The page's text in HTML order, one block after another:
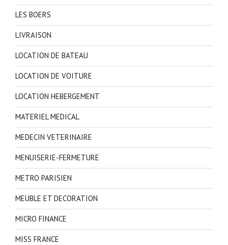
LES BOERS
LIVRAISON
LOCATION DE BATEAU
LOCATION DE VOITURE
LOCATION HEBERGEMENT
MATERIEL MEDICAL
MEDECIN VETERINAIRE
MENUISERIE-FERMETURE
METRO PARISIEN
MEUBLE ET DECORATION
MICRO FINANCE
MISS FRANCE